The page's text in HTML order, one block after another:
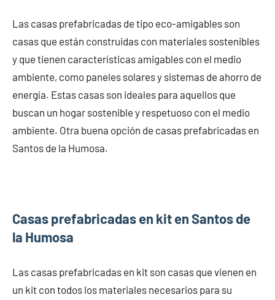
Las casas prefabricadas de tipo eco-amigables son
casas que están construidas con materiales sostenibles
y que tienen características amigables con el medio
ambiente, como paneles solares y sistemas de ahorro de
energía. Estas casas son ideales para aquellos que
buscan un hogar sostenible y respetuoso con el medio
ambiente. Otra buena opción de casas prefabricadas en
Santos de la Humosa.
Casas prefabricadas en kit en Santos de
la Humosa
Las casas prefabricadas en kit son casas que vienen en
un kit con todos los materiales necesarios para su